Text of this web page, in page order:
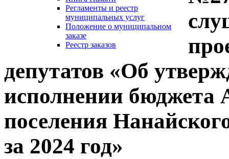
Регламенты и реестр
муниципальных услуг
Положение о муниципальном
заказе
Реестр заказов
депутатов «Об
исполнении бюджета
поселения
за 2024 год»